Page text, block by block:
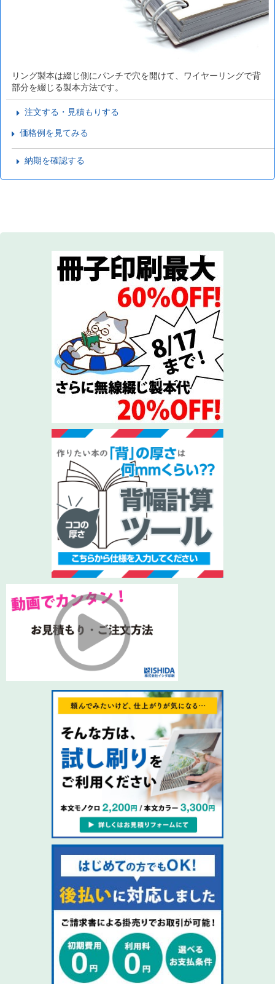
リング製本は綴じ側にパンチで穴を開けて、ワイヤーリングで背
部分を綴じる製本方法です。
注文する・見積もりする
価格例を見てみる
納期を確認する